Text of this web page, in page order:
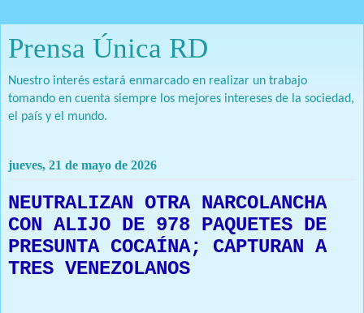
Prensa Única RD
Nuestro interés estará enmarcado en realizar un trabajo
tomando en cuenta siempre los mejores intereses de la sociedad,
el país y el mundo.
jueves, 21 de mayo de 2026
NEUTRALIZAN OTRA NARCOLANCHA
CON ALIJO DE 978 PAQUETES DE
PRESUNTA COCAÍNA; CAPTURAN A
TRES VENEZOLANOS